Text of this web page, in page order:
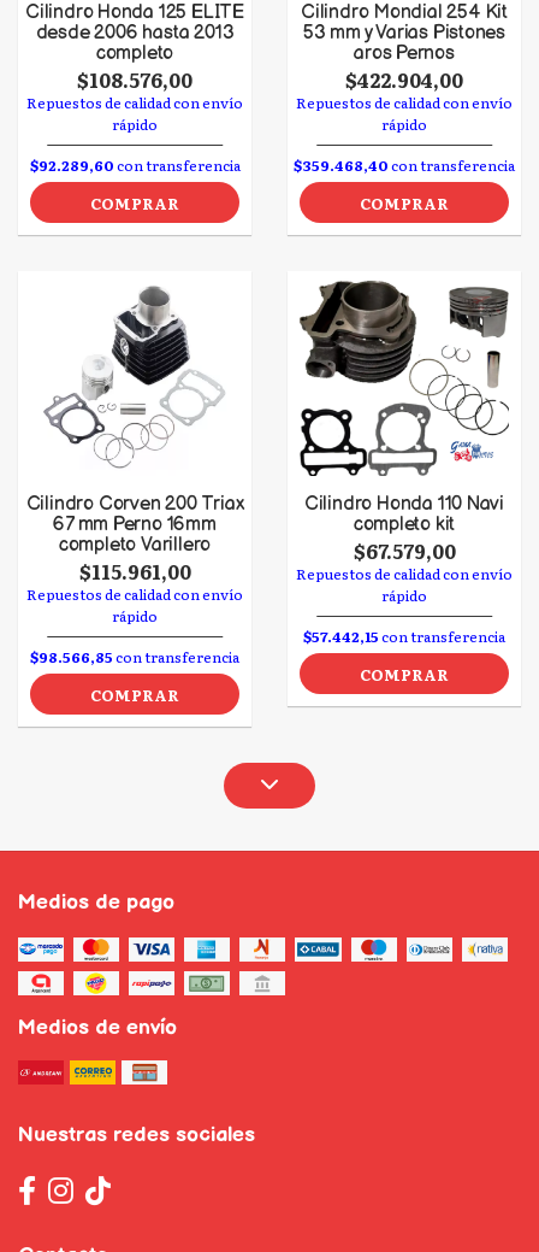
Cilindro Honda 125 ELITE
desde 2006 hasta 2013
completo
$108.576,00
Repuestos de calidad con envío
rápido
$92.289,60con transferencia
COMPRAR
Cilindro Mondial 254 Kit
53 mm y Varias Pistones
aros Pernos
$422.904,00
Repuestos de calidad con envío
rápido
$359.468,40con transferencia
COMPRAR
Cilindro Corven 200 Triax
67 mm Perno 16mm
completo Varillero
$115.961,00
Repuestos de calidad con envío
rápido
$98.566,85con transferencia
COMPRAR
Cilindro Honda 110 Navi
completo kit
$67.579,00
Repuestos de calidad con envío
rápido
$57.442,15con transferencia
COMPRAR
Medios de pago
Medios de envío
Nuestras redes sociales